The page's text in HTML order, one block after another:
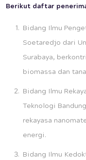
Berikut daftar
Bidang Ilmu
Soetaredjo dari
Surabaya,
biomassa dan
Bidang Ilmu
Teknologi
rekayasa
energi.
Bidang Ilmu